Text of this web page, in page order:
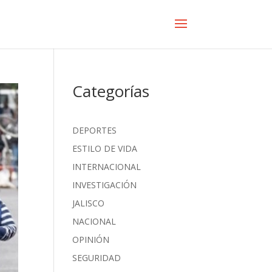
Categorías
DEPORTES
ESTILO DE VIDA
INTERNACIONAL
INVESTIGACIÓN
JALISCO
NACIONAL
OPINIÓN
SEGURIDAD